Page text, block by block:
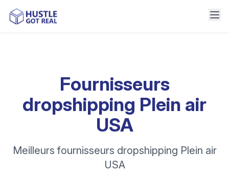
Fournisseurs
dropshipping Plein air
USA
Meilleurs fournisseurs dropshipping Plein air
USA